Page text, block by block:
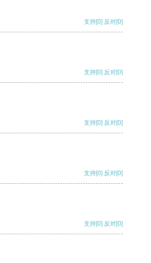
支持[0] 反对[0]
支持[0] 反对[0]
支持[0] 反对[0]
支持[0] 反对[0]
支持[0] 反对[0]